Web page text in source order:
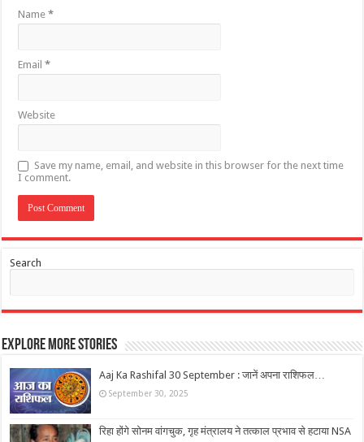
Name*
Email*
Website
Save my name, email, and website in this browser for the next time
I comment.
Search
Explore More Stories
Aaj Ka Rashifal 30 September : जानें अपना राशिफल…
September 30, 2025
रिहा होंगे सोनम वांगचुक, गृह मंत्रालय ने तत्काल प्रभाव से हटाया NSA